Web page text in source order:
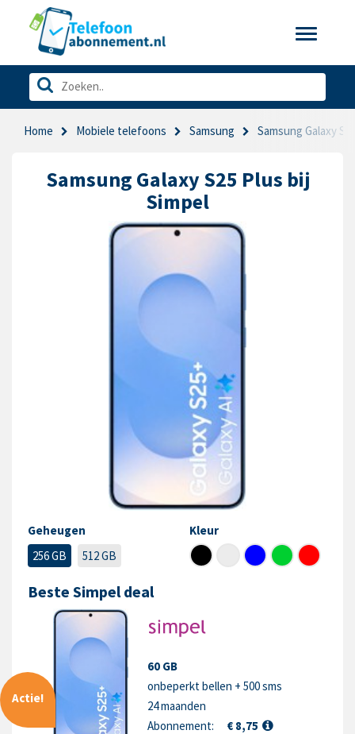
Toggle
Home Mobiele telefoons Samsung Samsung Galaxy
Samsung Galaxy S25 Plus bij
Simpel
Geheugen
256 GB
512 GB
Kleur
Beste Simpel deal
Actie!
60 GB
onbeperkt bellen + 500 sms
24 maanden
Abonnement:
€ 8,75